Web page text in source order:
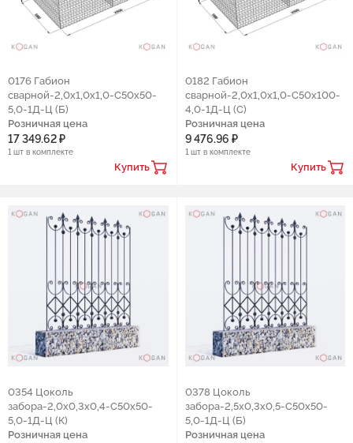
0176 Габион
сварной-2,0х1,0х1,0-С50х50-
5,0-1Д-Ц (Б)
Розничная цена
17 349.62 ₽
1 шт в комплекте
Купить
0182 Габион
сварной-2,0х1,0х1,0-С50х100-
4,0-1Д-Ц (С)
Розничная цена
9 476.96 ₽
1 шт в комплекте
Купить
0354 Цоколь
забора-2,0х0,3х0,4-С50х50-
5,0-1Д-Ц (К)
Розничная цена
0378 Цоколь
забора-2,5х0,3х0,5-С50х50-
5,0-1Д-Ц (Б)
Розничная цена